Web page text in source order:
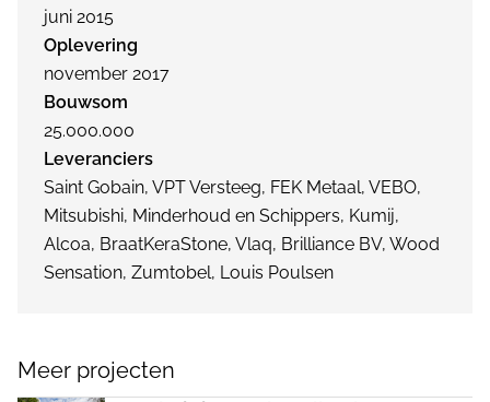
juni 2015
Oplevering
november 2017
Bouwsom
25.000.000
Leveranciers
Saint Gobain, VPT Versteeg, FEK Metaal, VEBO,
Mitsubishi, Minderhoud en Schippers, Kumij,
Alcoa, BraatKeraStone, Vlaq, Brilliance BV, Wood
Sensation, Zumtobel, Louis Poulsen
Meer projecten